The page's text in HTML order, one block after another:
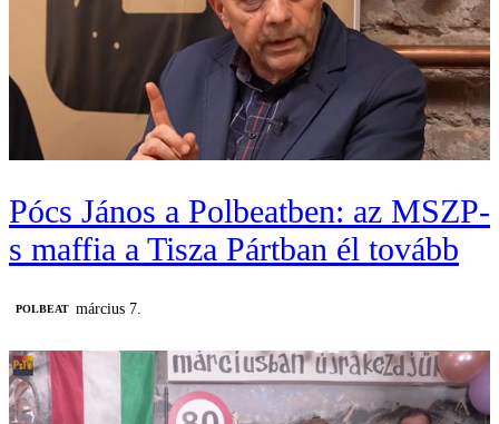
Pócs János a Polbeatben: az MSZP-
s maffia a Tisza Pártban él tovább
‎POLBEAT március 7.